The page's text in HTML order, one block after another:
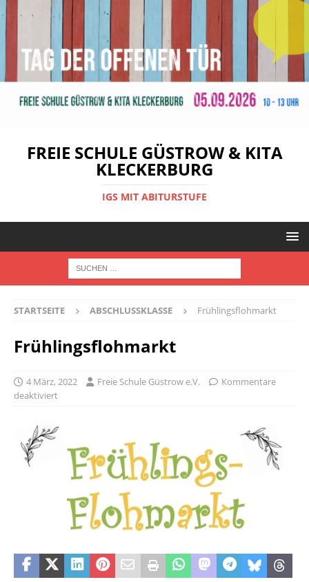
FREIE SCHULE GÜSTROW & KITA
KLECKERBURG
IGS MIT ABITURSTUFE
STARTSEITE ABSCHLUSSKLASSE Frühlingsflohmarkt
Frühlingsflohmarkt
4 März, 2022 Freie Schule Güstrow e.V.
Kommentare
deaktiviert